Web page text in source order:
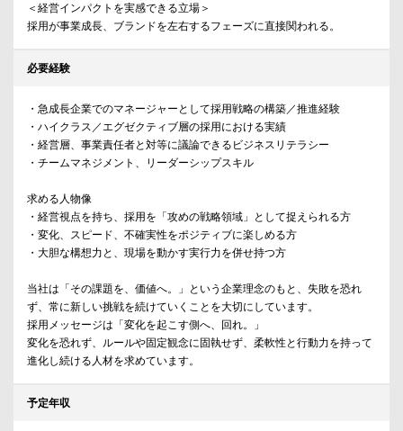
＜経営インパクトを実感できる立場＞
採用が事業成長、ブランドを左右するフェーズに直接関われる。
必要経験
・急成長企業でのマネージャーとして採用戦略の構築／推進経験
・ハイクラス／エグゼクティブ層の採用における実績
・経営層、事業責任者と対等に議論できるビジネスリテラシー
・チームマネジメント、リーダーシップスキル
求める人物像
・経営視点を持ち、採用を「攻めの戦略領域」として捉えられる方
・変化、スピード、不確実性をポジティブに楽しめる方
・大胆な構想力と、現場を動かす実行力を併せ持つ方
当社は「その課題を、価値へ。」という企業理念のもと、失敗を恐れ
ず、常に新しい挑戦を続けていくことを大切にしています。
採用メッセージは「変化を起こす側へ、回れ。」
変化を恐れず、ルールや固定観念に固執せず、柔軟性と行動力を持って
進化し続ける人材を求めています。
予定年収